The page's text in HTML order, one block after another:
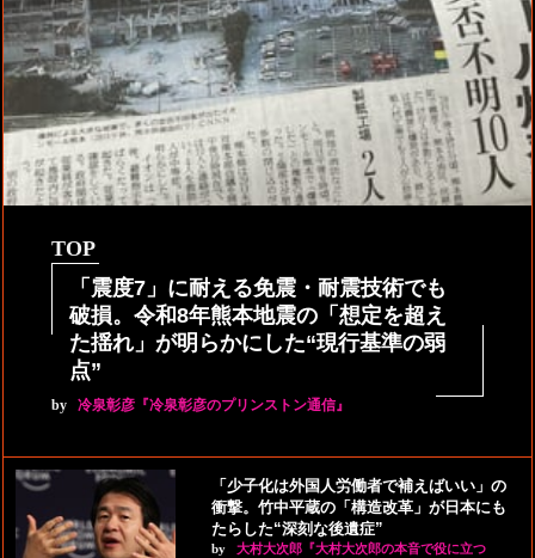
TOP
「震度7」に耐える免震・耐震技術でも
破損。令和8年熊本地震の「想定を超え
た揺れ」が明らかにした“現行基準の弱
点”
by 冷泉彰彦『冷泉彰彦のプリンストン通信』
「少子化は外国人労働者で補えばいい」の
衝撃。竹中平蔵の「構造改革」が日本にも
たらした“深刻な後遺症”
by
大村大次郎『大村大次郎の本音で役に立つ